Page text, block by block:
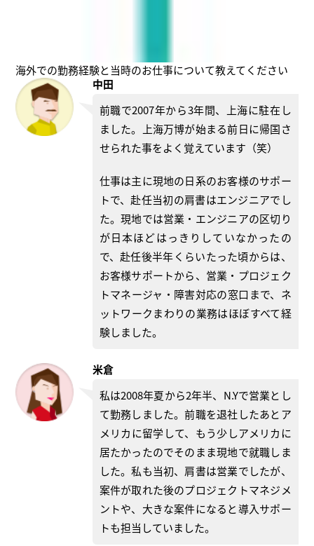
海外での勤務経験と当時のお仕事について教えてください
中田
前職で2007年から3年間、上海に駐在し
ました。上海万博が始まる前日に帰国さ
せられた事をよく覚えています（笑）
仕事は主に現地の日系のお客様のサポー
トで、赴任当初の肩書はエンジニアでし
た。現地では営業・エンジニアの区切り
が日本ほどはっきりしていなかったの
で、赴任後半年くらいたった頃からは、
お客様サポートから、営業・プロジェク
トマネージャ・障害対応の窓口まで、ネ
ットワークまわりの業務はほぼすべて経
験しました。
米倉
私は2008年夏から2年半、N.Yで営業とし
て勤務しました。前職を退社したあとア
メリカに留学して、もう少しアメリカに
居たかったのでそのまま現地で就職しま
した。私も当初、肩書は営業でしたが、
案件が取れた後のプロジェクトマネジメ
ントや、大きな案件になると導入サポー
トも担当していました。